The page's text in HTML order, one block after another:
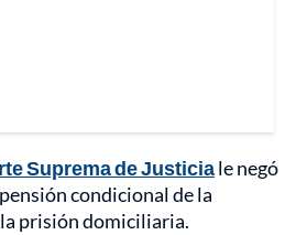
Suprema de Justiciale negó
condicional de la
prisión domiciliaria.